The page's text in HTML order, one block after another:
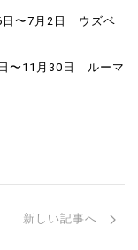
日〜7月2日 ウズベ
〜11月30日 ルーマ
新しい記事へ